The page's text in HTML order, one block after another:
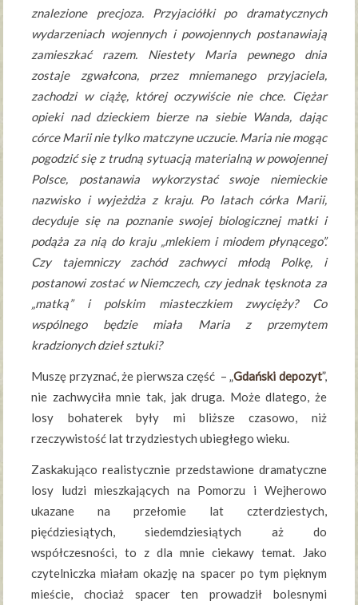
znalezione precjoza. Przyjaciółki po dramatycznych
wydarzeniach wojennych i powojennych postanawiają
zamieszkać razem. Niestety Maria pewnego dnia
zostaje zgwałcona, przez mniemanego przyjaciela,
zachodzi w ciążę, której oczywiście nie chce. Ciężar
opieki nad dzieckiem bierze na siebie Wanda, dając
córce Marii nie tylko matczyne uczucie. Maria nie mogąc
pogodzić się z trudną sytuacją materialną w powojennej
Polsce, postanawia wykorzystać swoje niemieckie
nazwisko i wyjeżdża z kraju. Po latach córka Marii,
decyduje się na poznanie swojej biologicznej matki i
podąża za nią do kraju „mlekiem i miodem płynącego”.
Czy tajemniczy zachód zachwyci młodą Polkę, i
postanowi zostać w Niemczech, czy jednak tęsknota za
„matką” i polskim miasteczkiem zwycięży? Co
wspólnego będzie miała Maria z przemytem
kradzionych dzieł sztuki?
Muszę przyznać, że pierwsza część – „Gdański depozyt”,
nie zachwyciła mnie tak, jak druga. Może dlatego, że
losy bohaterek były mi bliższe czasowo, niż
rzeczywistość lat trzydziestych ubiegłego wieku.
Zaskakująco realistycznie przedstawione dramatyczne
losy ludzi mieszkających na Pomorzu i Wejherowo
ukazane na przełomie lat czterdziestych,
pięćdziesiątych, siedemdziesiątych aż do
współczesności, to z dla mnie ciekawy temat. Jako
czytelniczka miałam okazję na spacer po tym pięknym
mieście, chociaż spacer ten prowadził bolesnymi